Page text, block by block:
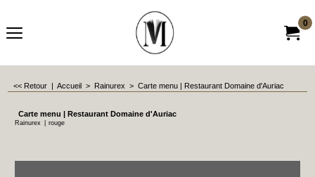
0
<< Retour | Accueil > Rainurex > Carte menu | Restaurant Domaine d'Auriac
Carte menu | Restaurant Domaine d'Auriac
Rainurex rouge